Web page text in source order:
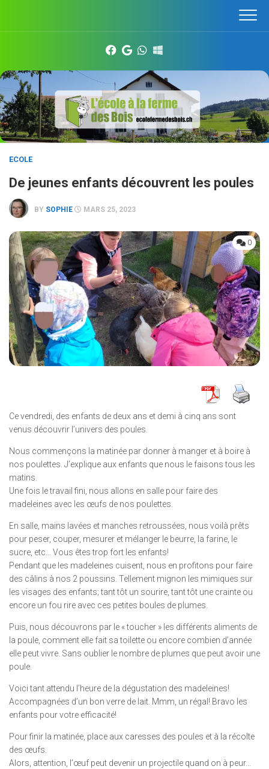
content
ECOLE
De jeunes enfants découvrent les poules
BY SOPHIE MARS 25, 2023
0
Ce vendredi, des enfants de deux ans et demi à cinq ans sont
venus découvrir l’univers des poules.
Nous commençons la matinée par donner à manger et à boire à
nos poulettes. J’explique aux enfants que nous le faisons tous les
matins.
Une fois le travail fini, nous allons en salle pour faire des
madeleines avec les œufs de nos poulettes.
En salle, mains lavées et manches retroussées, nous voilà prêts
pour peser, couper, mesurer et mélanger le beurre, la farine, le
sucre, etc… Vous êtes trop fort les enfants!
Pendant que les madeleines cuisent, nous en profitons pour faire
des câlins à nos 2 poussins. Tellement mignon les mimiques sur
les visages des enfants; tant tôt un sourire, tant tôt une crainte ou
encore un fou rire avec ces petites boules de plumes.
Puis, nous découvrons par le « toucher » les différents aliments de
la poule, comment elle fait sa toilette ou encore combien d’année
elle peut vivre. Sans oublier le nombre de plumes que peut avoir une
poule.
Voici tant attendu l’heure de la dégustation des madeleines!
Accompagnées d’un bon verre de lait. Mmm, un régal! Bravo les
enfants pour votre efficacité!
Pour finir la matinée, place aux caresses des poules et à la récolte
des œufs.
Alors, attention, l’œuf peut devenir un projectile quand on à peur…